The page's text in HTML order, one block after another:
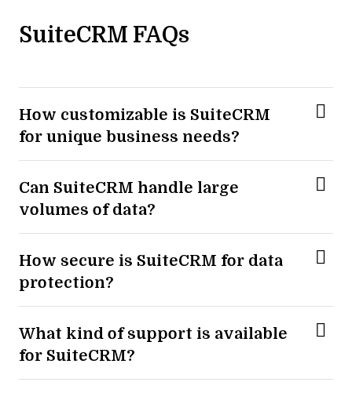
SuiteCRM FAQs
How customizable is SuiteCRM
for unique business needs?
Can SuiteCRM handle large
volumes of data?
How secure is SuiteCRM for data
protection?
What kind of support is available
for SuiteCRM?